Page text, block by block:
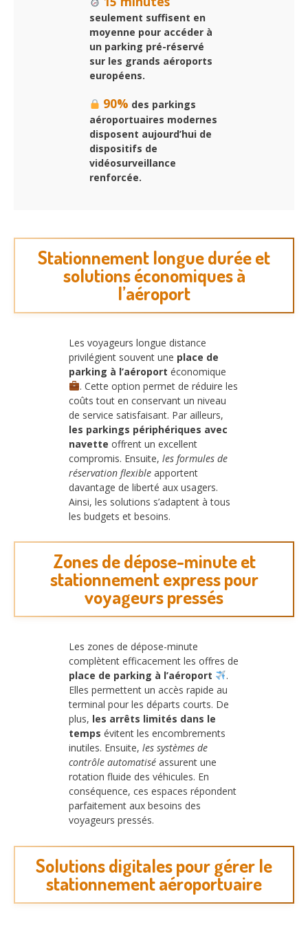
seulement suffisent en
moyenne pour accéder à
un parking pré-réservé
sur les grands aéroports
européens.
90% des parkings
aéroportuaires modernes
disposent aujourd’hui de
dispositifs de
vidéosurveillance
renforcée.
Stationnement longue durée et
solutions économiques à
l’aéroport
Les voyageurs longue distance
privilégient souvent une place de
parking à l’aéroport économique
. Cette option permet de réduire les
coûts tout en conservant un niveau
de service satisfaisant. Par ailleurs,
les parkings périphériques avec
navette offrent un excellent
compromis. Ensuite, les formules de
réservation flexible apportent
davantage de liberté aux usagers.
Ainsi, les solutions s’adaptent à tous
les budgets et besoins.
Zones de dépose-minute et
stationnement express pour
voyageurs pressés
Les zones de dépose-minute
complètent efficacement les offres de
place de parking à l’aéroport
.
Elles permettent un accès rapide au
terminal pour les départs courts. De
plus, les arrêts limités dans le
temps évitent les encombrements
inutiles. Ensuite, les systèmes de
contrôle automatisé assurent une
rotation fluide des véhicules. En
conséquence, ces espaces répondent
parfaitement aux besoins des
voyageurs pressés.
Solutions digitales pour gérer le
stationnement aéroportuaire